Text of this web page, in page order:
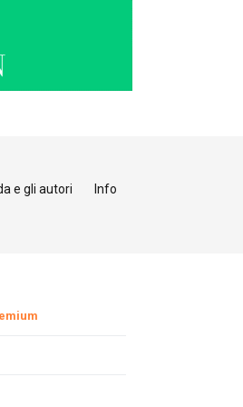
e gli autori Info